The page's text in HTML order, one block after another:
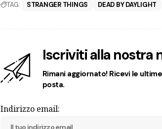
TAG: STRANGER THINGS DEAD BY DAYLIGHT
Iscriviti alla nostra
Rimani aggiornato! Ricevi le
posta.
Indirizzo email: